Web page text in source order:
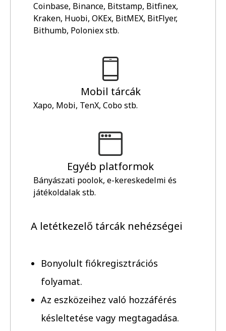
Coinbase, Binance, Bitstamp, Bitfinex,
Kraken, Huobi, OKEx, BitMEX, BitFlyer,
Bithumb, Poloniex stb.
Mobil tárcák
Xapo, Mobi, TenX, Cobo stb.
Egyéb platformok
Bányászati poolok, e-kereskedelmi és
játékoldalak stb.
A letétkezelő tárcák nehézségei
Bonyolult fiókregisztrációs
folyamat.
Az eszközeihez való hozzáférés
késleltetése vagy megtagadása.